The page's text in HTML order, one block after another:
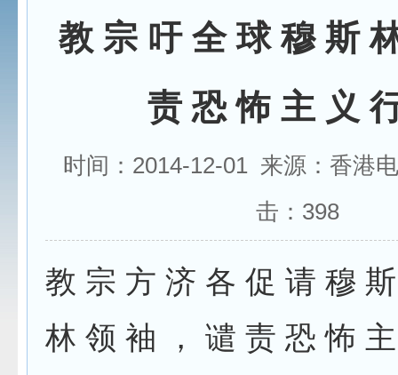
教 宗 吁 全 球 穆 斯
责 恐 怖 主 义
时间：2014-12-01 来源：香港
击： 398
教 宗 方 济 各 促 请 穆 斯
林 领 袖 ， 谴 责 恐 怖